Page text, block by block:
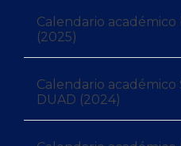
Consulta aquí el
Calendario
(2025)
Consulta aquí el
Calendario
DUAD (2024)